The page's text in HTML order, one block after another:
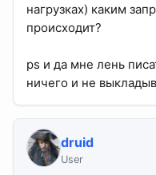
нагрузках) каким
происходит?
ps и да мне лень
ничего и не
druid
User